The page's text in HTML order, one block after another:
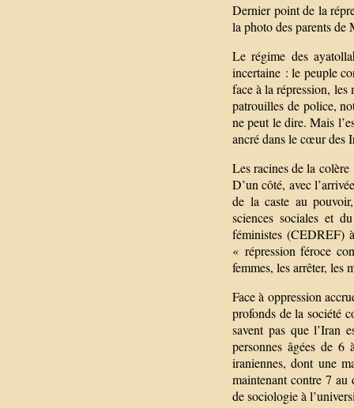
Dernier point de la
la photo des parents
Le régime des
incertaine : le peuple
face à la répression, les
patrouilles de police,
ne peut le dire. Mais
ancré dans le cœur des
Les racines de la colère
D’un côté, avec
de la caste au
sciences sociales et
féministes (CEDREF)
« répression féroce
femmes, les arrêter, les
Face à oppression
profonds de la société
savent pas que l’Iran
personnes âgées de 6
iraniennes, dont une
maintenant contre 7
de sociologie à